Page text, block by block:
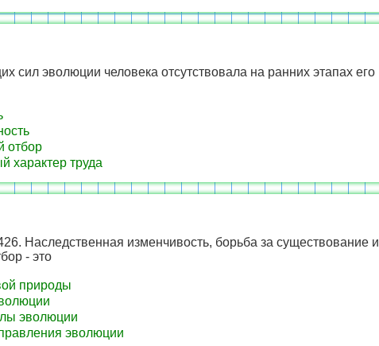
сил эволюции человека отсутствовала на ранних этапах его
отбор
характер труда
Наследственная изменчивость, борьба за существование и
- это
природы
эволюции
эволюции